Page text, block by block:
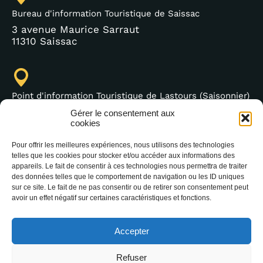
Gérer le consentement aux
cookies
Pour offrir les meilleures expériences, nous utilisons des technologies
telles que les cookies pour stocker et/ou accéder aux informations des
appareils. Le fait de consentir à ces technologies nous permettra de traiter
des données telles que le comportement de navigation ou les ID uniques
sur ce site. Le fait de ne pas consentir ou de retirer son consentement peut
avoir un effet négatif sur certaines caractéristiques et fonctions.
Accepter
Refuser
Bureau d'information Touristique de Saissac
3 avenue Maurice Sarraut
11310 Saissac
Point d'information Touristique de Lastours (Saisonnier)
4 moulin bas,
11600 Lastours
+33 (0)4 68 76 64 90